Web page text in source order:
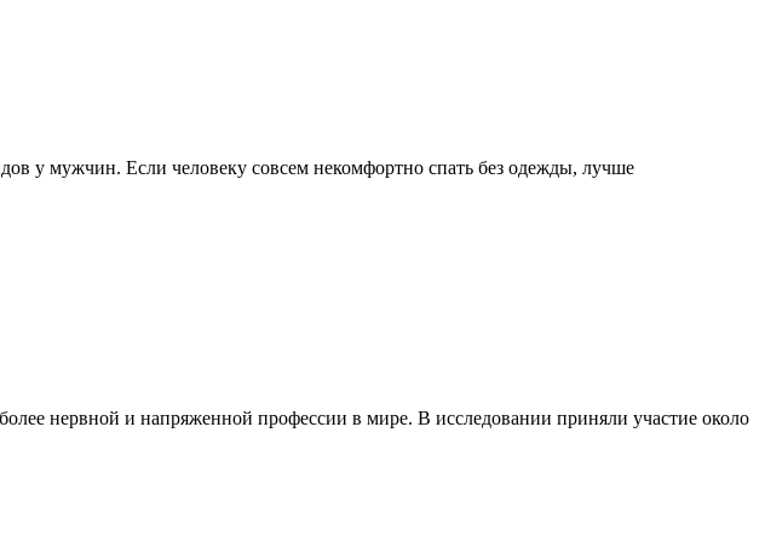
у мужчин. Если человеку совсем некомфортно спать без одежды, лучше
нервной и напряженной профессии в мире. В исследовании приняли участие около